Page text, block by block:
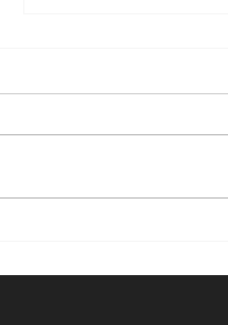
Kargo Nexus